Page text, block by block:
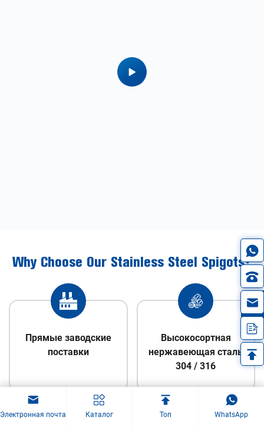
Why Choose Our Stainless Steel Spigots?
Прямые заводские
поставки
Высокосортная
нержавеющая сталь
304 / 316
Электронная почта Каталог Топ WhatsApp